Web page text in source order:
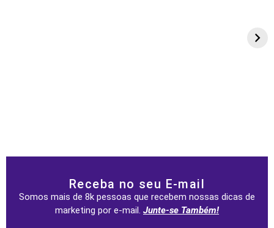
Receba no seu E-mail
Somos mais de 8k pessoas que recebem nossas dicas de
marketing por e-mail. Junte-se Também!